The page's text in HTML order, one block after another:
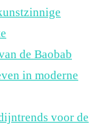
de Baobab
in moderne
voor de